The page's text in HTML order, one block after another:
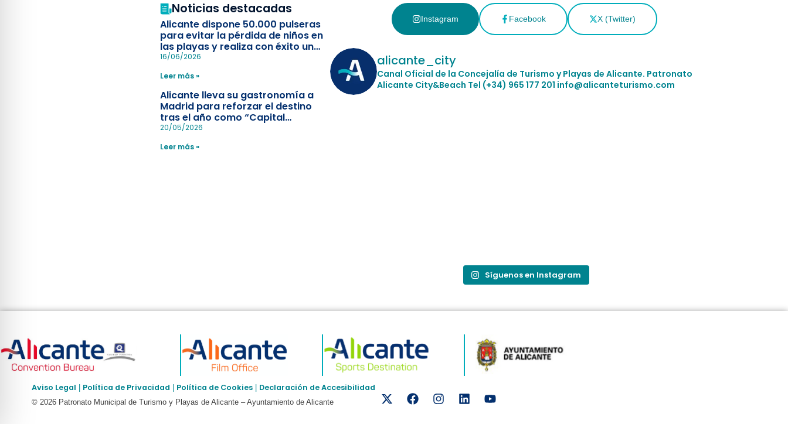
Noticias destacadas
Alicante dispone 50.000 pulseras
para evitar la pérdida de niños en
las playas y realiza con éxito un
simulacro de socorrismo
16/06/2026
Leer más »
Alicante lleva su gastronomía a
Madrid para reforzar el destino
tras el año como “Capital
Española”
20/05/2026
Leer más »
Instagram Facebook X (Twitter)
alicante_city
Canal Oficial de la Concejalía de Turismo y Playas de Alicante. Patronato
Alicante City&Beach Tel (+34) 965 177 201 info@alicanteturismo.com
Síguenos en Instagram
Aviso Legal Política de Privacidad Política de Cookies| Declaración de Accesibilidad
© 2026 Patronato Municipal de Turismo y Playas de Alicante – Ayuntamiento de Alicante